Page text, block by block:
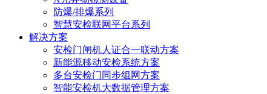
防爆/排爆系列
智慧安检联网平台系列
解决方案
安检门闸机人证合一联动方案
新能源移动安检系统方案
多台安检门同步组网方案
智能安检机大数据管理方案